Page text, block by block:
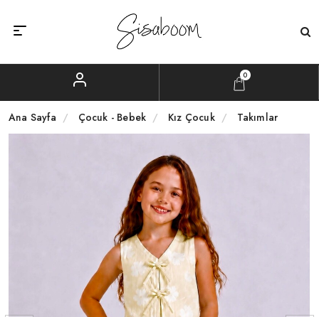
0
Ana Sayfa Çocuk - Bebek Kız Çocuk Takımlar